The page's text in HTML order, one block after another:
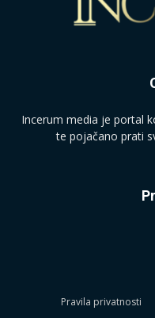
Incerum media je portal
te pojačano prati
Pravila privatnosti